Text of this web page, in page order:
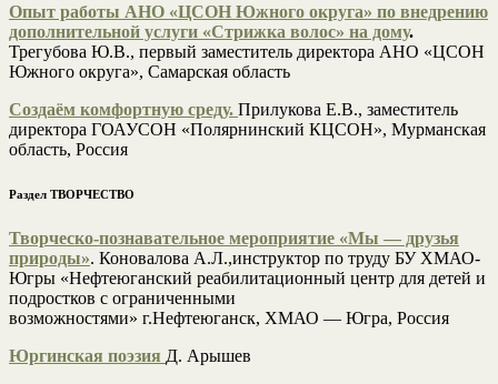
Опыт работы АНО «ЦСОН Южного округа» по внедрению
дополнительной услуги «Стрижка волос» на дому.
Трегубова Ю.В., первый заместитель директора АНО «ЦСОН
Южного округа», Самарская область
Создаём комфортную среду. Прилукова Е.В., заместитель
директора ГОАУСОН «Полярнинский КЦСОН», Мурманская
область, Россия
Раздел ТВОРЧЕСТВО
Творческо-познавательное мероприятие «Мы — друзья
природы». Коновалова А.Л.,инструктор по труду БУ ХМАО-
Югры «Нефтеюганский реабилитационный центр для детей и
подростков с ограниченными
возможностями» г.Нефтеюганск, ХМАО — Югра, Россия
Юргинская поэзия Д. Арышев